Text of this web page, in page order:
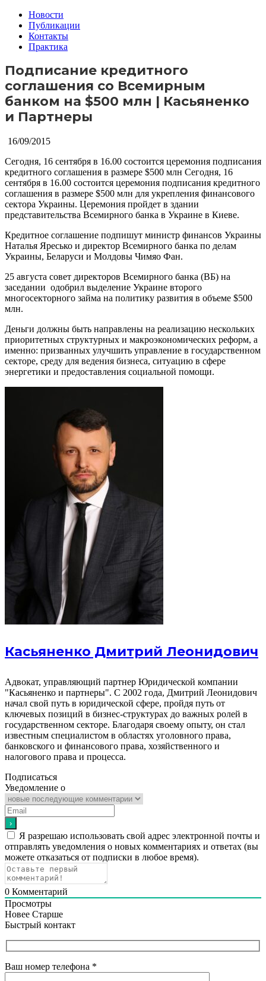
Новости
Публикации
Контакты
Практика
Подписание кредитного
соглашения со Всемирным
банком на $500 млн | Касьяненко
и Партнеры
16/09/2015
Сегодня, 16 сентября в 16.00 состоится церемония подписания
кредитного соглашения в размере $500 млн Сегодня, 16
сентября в 16.00 состоится церемония подписания кредитного
соглашения в размере $500 млн для укрепления финансового
сектора Украины. Церемония пройдет в здании
представительства Всемирного банка в Украине в Киеве.
Кредитное соглашение подпишут министр финансов Украины
Наталья Яресько и директор Всемирного банка по делам
Украины, Беларуси и Молдовы Чимяо Фан.
25 августа совет директоров Всемирного банка (ВБ) на
заседании одобрил выделение Украине второго
многосекторного займа на политику развития в объеме $500
млн.
Деньги должны быть направлены на реализацию нескольких
приоритетных структурных и макроэкономических реформ, а
именно: призванных улучшить управление в государственном
секторе, среду для ведения бизнеса, ситуацию в сфере
энергетики и предоставления социальной помощи.
Касьяненко Дмитрий Леонидович
Адвокат, управляющий партнер Юридической компании
"Касьяненко и партнеры". С 2002 года, Дмитрий Леонидович
начал свой путь в юридической сфере, пройдя путь от
ключевых позиций в бизнес-структурах до важных ролей в
государственном секторе. Благодаря своему опыту, он стал
известным специалистом в областях уголовного права,
банковского и финансового права, хозяйственного и
налогового права и процесса.
Подписаться
Уведомление о
Я разрешаю использовать свой адрес электронной почты и
отправлять уведомления о новых комментариях и ответах (вы
можете отказаться от подписки в любое время).
0 Комментарий
Просмотры
Новее Старше
Быстрый контакт
Ваш номер телефона *